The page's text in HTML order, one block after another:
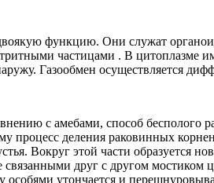
функцию. Они служат
частицами . В цитоплазме
Газообмен осуществляется
с амебами, способ
процесс деления раковинных
Вокруг этой части образуется
друг с другом мостиком
утончается и